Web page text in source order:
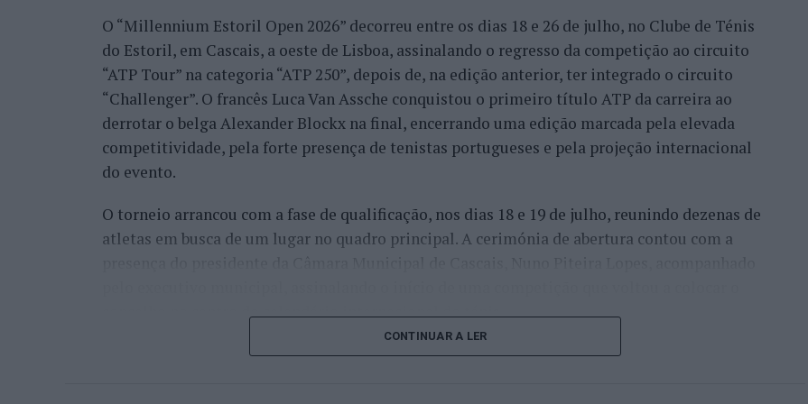
O “Millennium Estoril Open 2026” decorreu entre os dias 18 e 26 de julho, no Clube de Ténis
do Estoril, em Cascais, a oeste de Lisboa, assinalando o regresso da competição ao circuito
“ATP Tour” na categoria “ATP 250”, depois de, na edição anterior, ter integrado o circuito
“Challenger”. O francês Luca Van Assche conquistou o primeiro título ATP da carreira ao
derrotar o belga Alexander Blockx na final, encerrando uma edição marcada pela elevada
competitividade, pela forte presença de tenistas portugueses e pela projeção internacional
do evento.
O torneio arrancou com a fase de qualificação, nos dias 18 e 19 de julho, reunindo dezenas de
atletas em busca de um lugar no quadro principal. A cerimónia de abertura contou com a
concelho no centro do calendário internacional do ténis.
Apesar das desistências de última hora de jogadores como Casper Ruud (Noruega), Alejandro
CONTINUAR A LER